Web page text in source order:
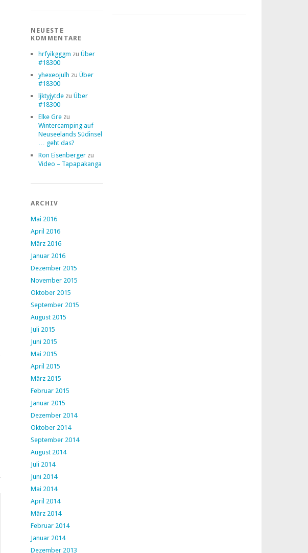
NEUESTE
KOMMENTARE
hrfyikgggm zu Über
#18300
yhexeojulh zu Über
#18300
ljktyjytdezu Über
#18300
Elke Grezu
Wintercamping auf
Neuseelands Südinsel
… geht das?
Ron Eisenbergerzu
Video – Tapapakanga
ARCHIV
Mai 2016
April 2016
März 2016
Januar 2016
Dezember 2015
November 2015
Oktober 2015
September 2015
August 2015
Juli 2015
Juni 2015
Mai 2015
April 2015
März 2015
Februar 2015
Januar 2015
Dezember 2014
Oktober 2014
September 2014
August 2014
Juli 2014
Juni 2014
Mai 2014
April 2014
März 2014
Februar 2014
Januar 2014
Dezember 2013